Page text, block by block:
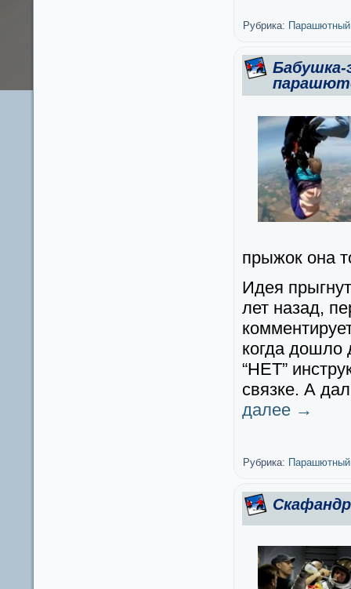
Рубрика: Парашютный
прыжок она
Идея
лет назад,
когда дошло
“НЕТ”
связке. А
далее →
Рубрика: Парашютный